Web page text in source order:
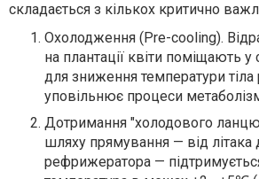
складається з кількох критично
Охолодження (Pre-cooling).
на плантації квіти поміщають у
для зниження температури
уповільнює процеси
Дотримання "холодового
шляху прямування — від літака
рефрижератора —